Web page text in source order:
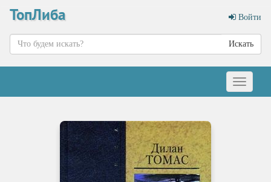
ТопЛиба Войти
Искать
Меню